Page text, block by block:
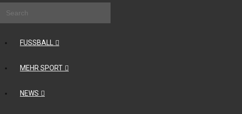
FUSSBALL
MEHR SPORT
NEWS